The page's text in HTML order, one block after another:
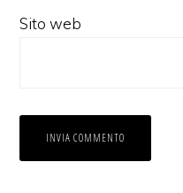
Sito web